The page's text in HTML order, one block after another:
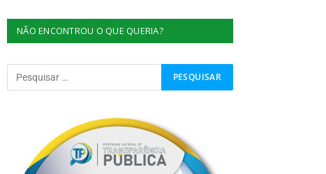
NÃO ENCONTROU O QUE QUERIA?